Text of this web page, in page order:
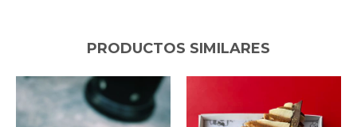
PRODUCTOS SIMILARES